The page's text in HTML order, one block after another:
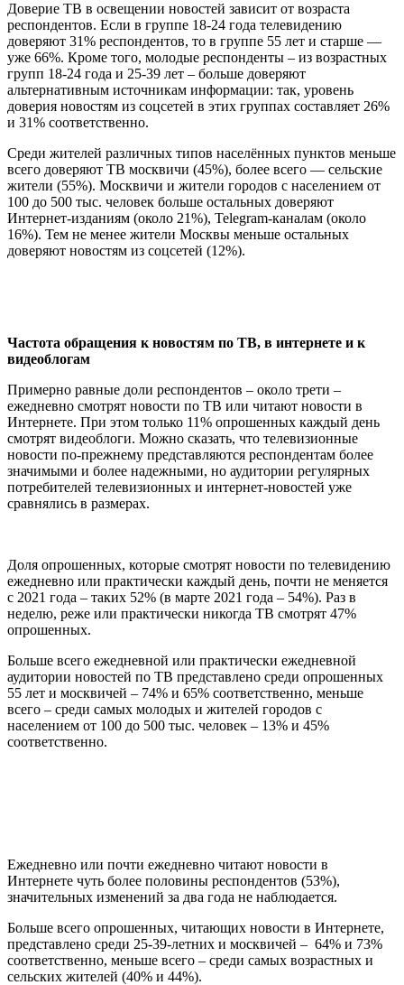
Доверие ТВ в освещении новостей зависит от возраста
респондентов. Если в группе 18-24 года телевидению
доверяют 31% респондентов, то в группе 55 лет и старше —
уже 66%. Кроме того, молодые респонденты – из возрастных
групп 18-24 года и 25-39 лет – больше доверяют
альтернативным источникам информации: так, уровень
доверия новостям из соцсетей в этих группах составляет 26%
и 31% соответственно.
Среди жителей различных типов населённых пунктов меньше
всего доверяют ТВ москвичи (45%), более всего — сельские
жители (55%). Москвичи и жители городов с населением от
100 до 500 тыс. человек больше остальных доверяют
Интернет-изданиям (около 21%), Telegram-каналам (около
16%). Тем не менее жители Москвы меньше остальных
доверяют новостям из соцсетей (12%).
Частота обращения к новостям по ТВ, в интернете и к
видеоблогам
Примерно равные доли респондентов – около трети –
ежедневно смотрят новости по ТВ или читают новости в
Интернете. При этом только 11% опрошенных каждый день
смотрят видеоблоги. Можно сказать, что телевизионные
новости по-прежнему представляются респондентам более
значимыми и более надежными, но аудитории регулярных
потребителей телевизионных и интернет-новостей уже
сравнялись в размерах.
Доля опрошенных, которые смотрят новости по телевидению
ежедневно или практически каждый день, почти не меняется
с 2021 года – таких 52% (в марте 2021 года – 54%). Раз в
неделю, реже или практически никогда ТВ смотрят 47%
опрошенных.
Больше всего ежедневной или практически ежедневной
аудитории новостей по ТВ представлено среди опрошенных
55 лет и москвичей – 74% и 65% соответственно, меньше
всего – среди самых молодых и жителей городов с
населением от 100 до 500 тыс. человек – 13% и 45%
соответственно.
Ежедневно или почти ежедневно читают новости в
Интернете чуть более половины респондентов (53%),
значительных изменений за два года не наблюдается.
Больше всего опрошенных, читающих новости в Интернете,
представлено среди 25-39-летних и москвичей – 64% и 73%
соответственно, меньше всего – среди самых возрастных и
сельских жителей (40% и 44%).